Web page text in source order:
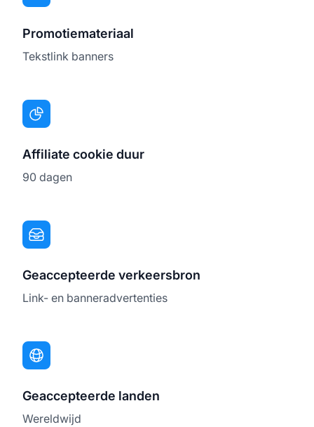
Promotiemateriaal
Tekstlink banners
Affiliate cookie duur
90 dagen
Geaccepteerde verkeersbron
Link- en banneradvertenties
Geaccepteerde landen
Wereldwijd